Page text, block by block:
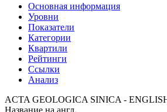
Основная информация
Уровни
Показатели
Категории
Квартили
Рейтинги
Ссылки
Анализ
ACTA GEOLOGICA SINICA -
Название на англ.